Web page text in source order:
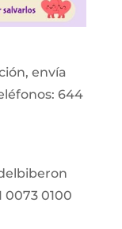
envía
644
0073 0100